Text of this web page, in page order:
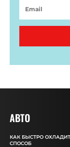
АВТО
КАК БЫСТРО
СПОСОБ